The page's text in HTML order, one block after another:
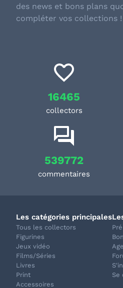
des news et bons plans
compléter vos collections !
16465
collectors
539772
commentaires
Les catégories principales
Tous les collectors
Figurines
Jeux vidéo
Films/Séries
Livres
Print
Accessoires
Se